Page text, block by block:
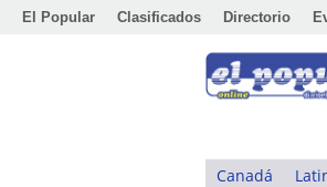
El Popular Clasificados Directorio
Canadá